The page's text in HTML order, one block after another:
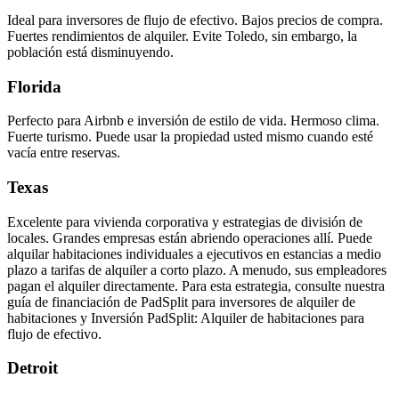
Ideal para inversores de flujo de efectivo. Bajos precios de compra.
Fuertes rendimientos de alquiler. Evite Toledo, sin embargo, la
población está disminuyendo.
Florida
Perfecto para Airbnb e inversión de estilo de vida. Hermoso clima.
Fuerte turismo. Puede usar la propiedad usted mismo cuando esté
vacía entre reservas.
Texas
Excelente para vivienda corporativa y estrategias de división de
locales. Grandes empresas están abriendo operaciones allí. Puede
alquilar habitaciones individuales a ejecutivos en estancias a medio
plazo a tarifas de alquiler a corto plazo. A menudo, sus empleadores
pagan el alquiler directamente. Para esta estrategia, consulte nuestra
guía de financiación de PadSplit para inversores de alquiler de
habitaciones y Inversión PadSplit: Alquiler de habitaciones para
flujo de efectivo.
Detroit